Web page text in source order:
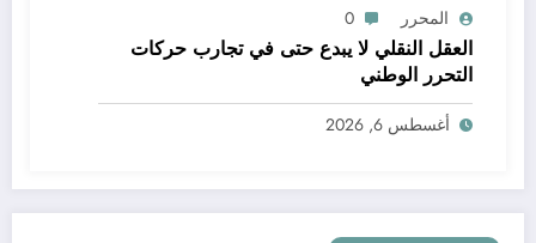
المحرر 0
العقل النقلي لا يبدع حتى في تجارب حركات
التحرر الوطني
أغسطس 6, 2026